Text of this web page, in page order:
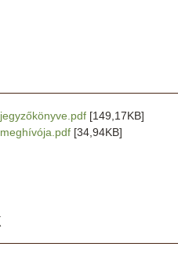
[149,17KB]
[34,94KB]